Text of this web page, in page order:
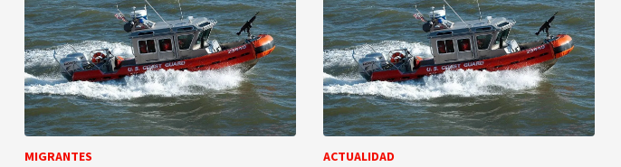
MIGRANTES ACTUALIDAD